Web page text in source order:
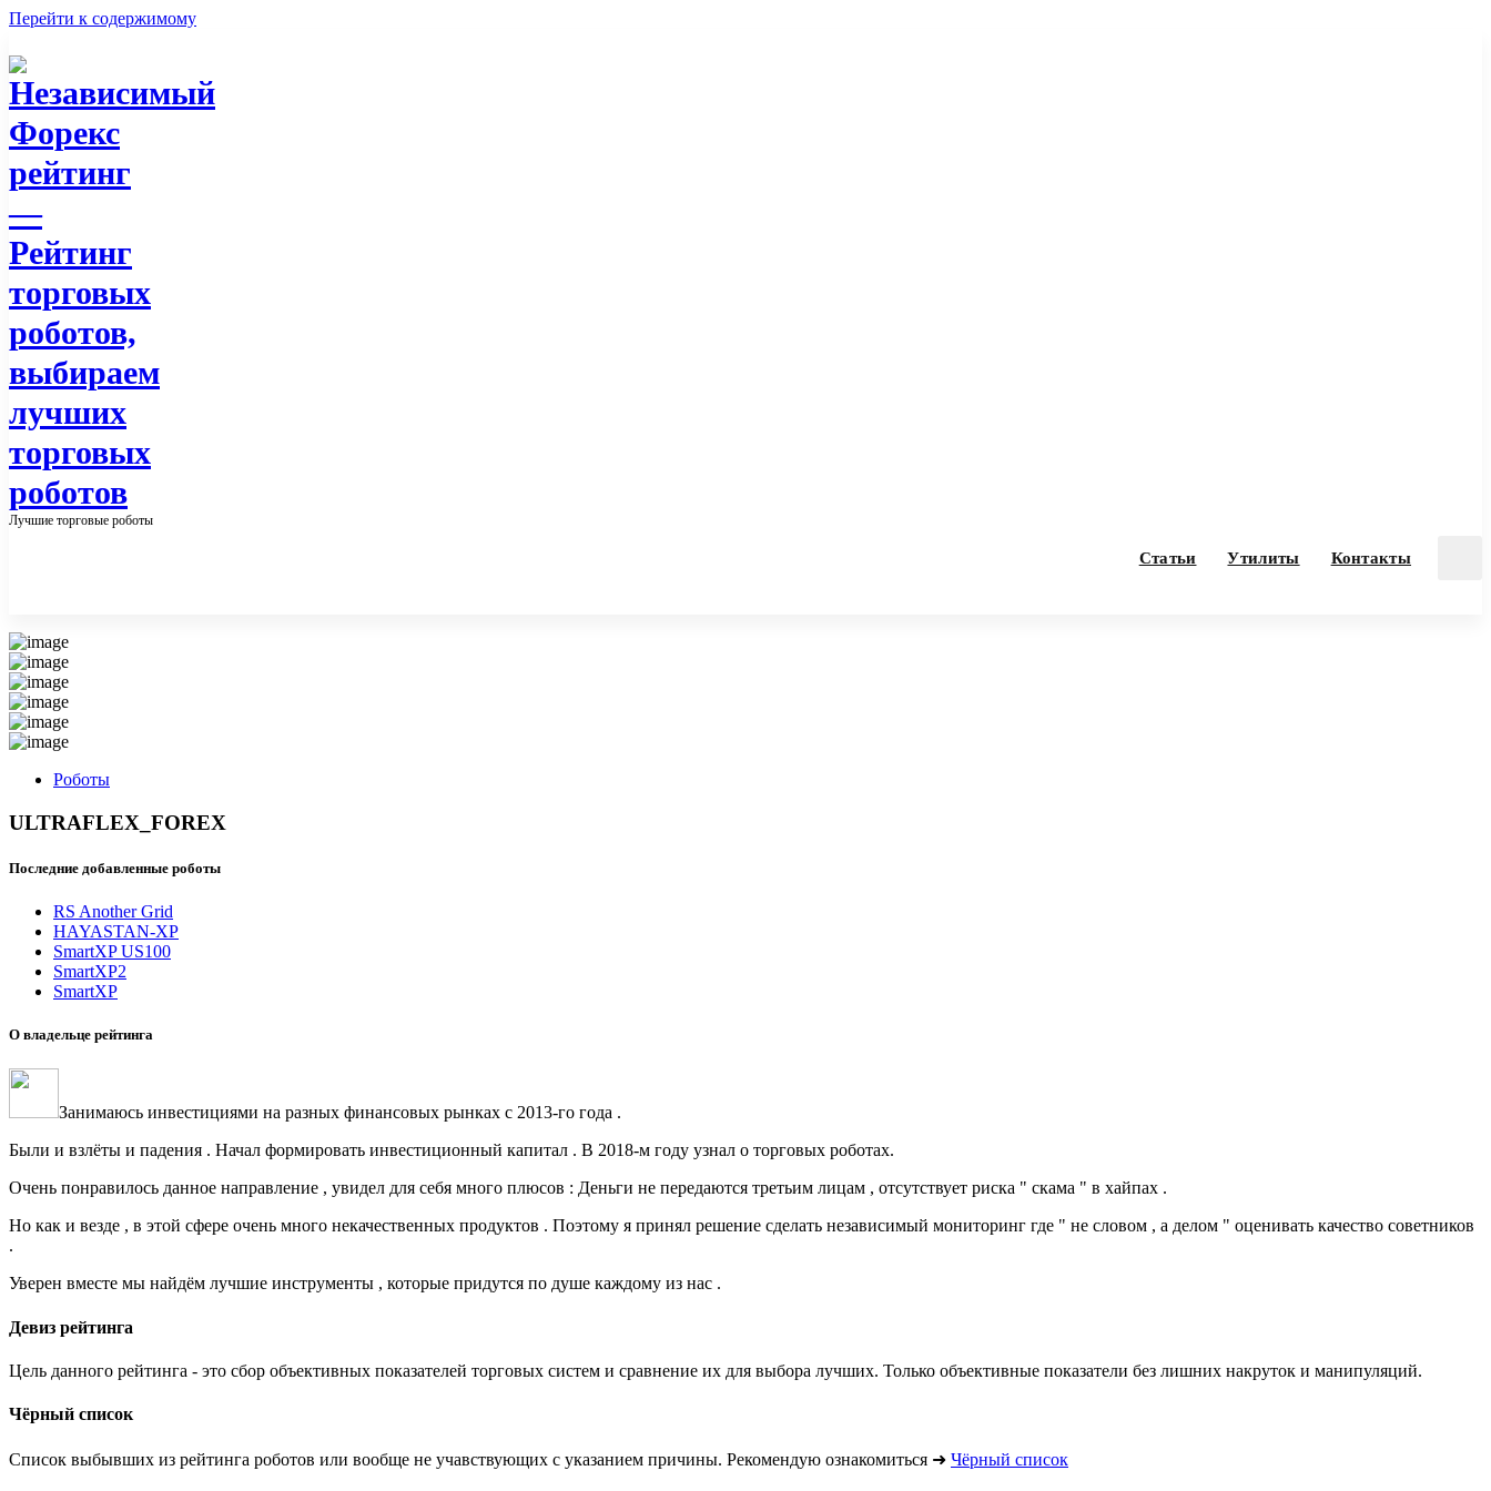
Перейти к содержимому
Лучшие торговые роботы
Статьи Утилиты Контакты
Роботы
ULTRAFLEX_FOREX
Последние добавленные роботы
RS Another Grid
HAYASTAN-XP
SmartXP US100
SmartXP2
SmartXP
О владельце рейтинга
Занимаюсь инвестициями на разных финансовых рынках с 2013-го года .
Были и взлёты и падения . Начал формировать инвестиционный капитал . В 2018-м году узнал о торговых роботах.
Очень понравилось данное направление , увидел для себя много плюсов : Деньги не передаются третьим лицам , отсутствует риска " скама " в хайпах .
Но как и везде , в этой сфере очень много некачественных продуктов . Поэтому я принял решение сделать независимый мониторинг где " не словом , а делом " оценивать качество советников
.
Уверен вместе мы найдём лучшие инструменты , которые придутся по душе каждому из нас .
Девиз рейтинга
Цель данного рейтинга - это сбор объективных показателей торговых систем и сравнение их для выбора лучших. Только объективные показатели без лишних накруток и манипуляций.
Чёрный список
Список выбывших из рейтинга роботов или вообще не учавствующих с указанием причины. Рекомендую ознакомиться ➜ Чёрный­ список